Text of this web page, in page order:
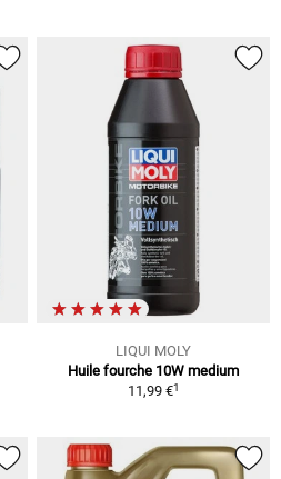
LIQUI MOLY
Huile fourche 10W medium
11,99 €1